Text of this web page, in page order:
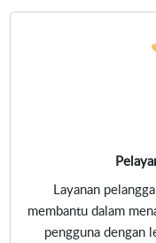
Layanan
membantu dalam
pengguna dengan